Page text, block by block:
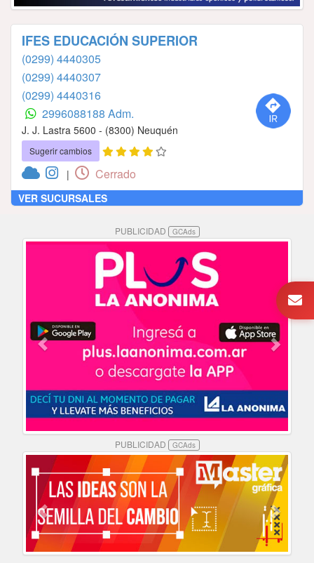
IFES EDUCACIÓN SUPERIOR
(0299) 4440305
(0299) 4440307
(0299) 4440316
2996088188 Adm.
J. J. Lastra 5600 - (8300) Neuquén
Sugerir cambios
| Cerrado
VER SUCURSALES
PUBLICIDAD GCAds
PUBLICIDAD GCAds